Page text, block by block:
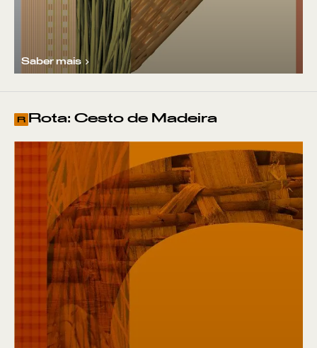
Saber mais
R Rota: Cesto de Madeira